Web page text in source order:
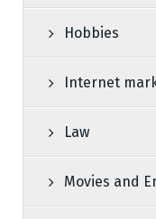
Hobbies
Internet
Law
Movies and